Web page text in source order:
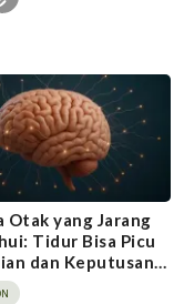
Otak yang Jarang
Tidur Bisa Picu
dan Keputusan